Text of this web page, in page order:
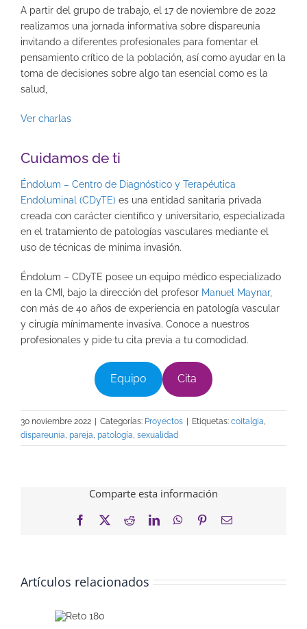
A partir del grupo de trabajo, el 17 de noviembre de 2022
realizamos una jornada informativa sobre dispareunia
invitando a diferentes profesionales para fomentar el
pensamiento crítico de la población, así como ayudar en la
toma de decisiones sobre algo tan esencial como es la
salud,
Ver charlas
Cuidamos de ti
Éndolum – Centro de Diagnóstico y Terapéutica
Endoluminal (CDyTE) es una entidad sanitaria privada
creada con carácter científico y universitario, especializada
en el tratamiento de patologías vasculares mediante el
uso de técnicas de mínima invasión.
Éndolum – CDyTE posee un equipo médico especializado
en la CMI, bajo la dirección del profesor Manuel Maynar,
con más de 40 años de experiencia en patología vascular
y cirugía mínimamente invasiva. Conoce a nuestros
profesionales y pide tu cita previa a tu comodidad.
Equipo Cita
30 noviembre 2022 Categorías: Proyectos Etiquetas: coitalgia,
dispareunia, pareja, patología, sexualidad
Comparte esta información
Facebook RedditLinkedInWhatsApp
PinterestCorreo
Artículos relacionados